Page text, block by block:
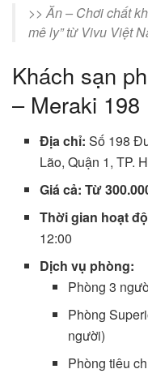
>> Ăn – Chơi chất
mê ly” từ Vivu Việt
Khách sạn
– Meraki 198
Địa chỉ: Số 198
Lão, Quận 1, TP.
Giá cả: Từ
Thời gian hoạt
12:00
Dịch vụ phòng:
Phòng 3
Phòng
người)
Phòng tiêu